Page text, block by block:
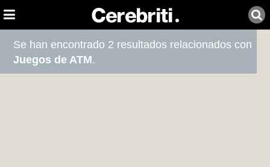
Se han encontrado 2 resultados relacionados con
Juegos de ATM.